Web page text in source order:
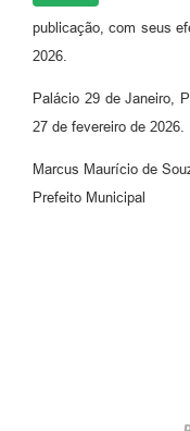
publicação, com seus
2026.
Palácio 29 de Janeiro,
27 de fevereiro de 2026.
Marcus Maurício de
Prefeito Municipal